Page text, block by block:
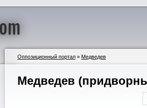
Оппозиционный портал » Медведев
Медведев